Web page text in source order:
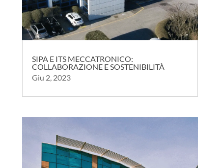
SIPA E ITS MECCATRONICO:
COLLABORAZIONE E SOSTENIBILITÀ
Giu 2, 2023